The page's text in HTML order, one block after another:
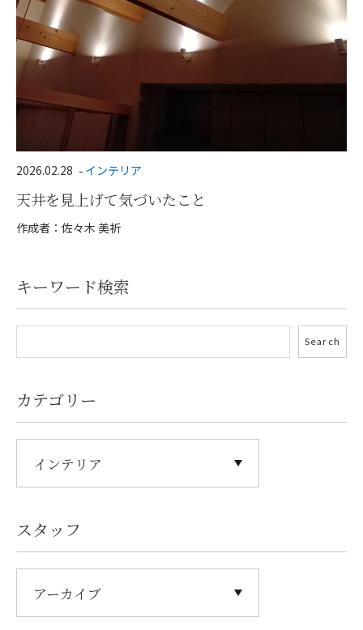
2026.02.28 インテリア
天井を見上げて気づいたこと
作成者：佐々木 美祈
キーワード検索
カテゴリー
スタッフ